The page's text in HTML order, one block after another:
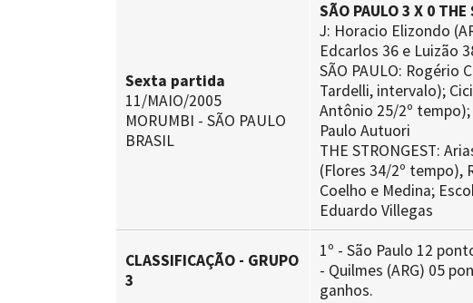
Sexta partida
11/MAIO/2005
MORUMBI - SÃO PAULO
BRASIL
SÃO PAULO 3 X 0 THE
J: Horacio Elizondo
Edcarlos 36 e Luizão
SÃO PAULO: Rogério
Tardelli, intervalo);
Antônio 25/2º
Paulo Autuori
THE STRONGEST:
(Flores 34/2º tempo),
Coelho e Medina;
Eduardo Villegas
CLASSIFICAÇÃO - GRUPO
3
1º - São Paulo 12
- Quilmes (ARG) 05
ganhos.